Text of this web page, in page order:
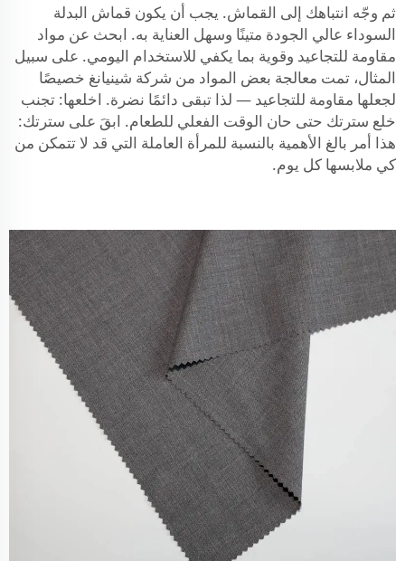
ثم وجّه انتباهك إلى القماش. يجب أن يكون قماش البدلة
السوداء عالي الجودة متينًا وسهل العناية به. ابحث عن مواد
مقاومة للتجاعيد وقوية بما يكفي للاستخدام اليومي. على سبيل
المثال، تمت معالجة بعض المواد من شركة شينيانغ خصيصًا
لجعلها مقاومة للتجاعيد — لذا تبقى دائمًا نضرة. اخلعها: تجنب
خلع سترتك حتى حان الوقت الفعلي للطعام. ابقَ على سترتك:
هذا أمر بالغ الأهمية بالنسبة للمرأة العاملة التي قد لا تتمكن من
كي ملابسها كل يوم.